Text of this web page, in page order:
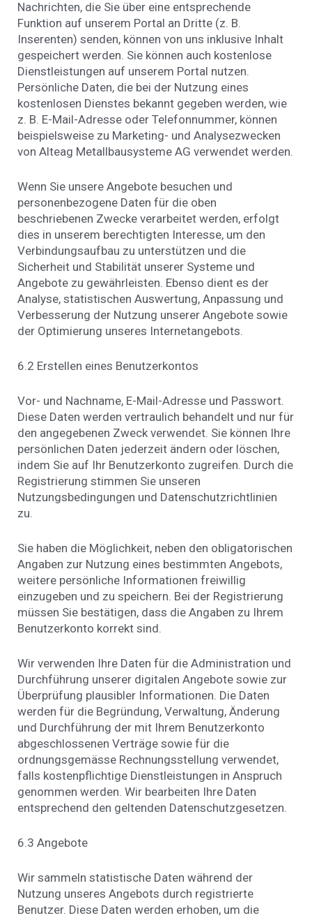
Nachrichten, die Sie über eine entsprechende
Funktion auf unserem Portal an Dritte (z. B.
Inserenten) senden, können von uns inklusive Inhalt
gespeichert werden. Sie können auch kostenlose
Dienstleistungen auf unserem Portal nutzen.
Persönliche Daten, die bei der Nutzung eines
kostenlosen Dienstes bekannt gegeben werden, wie
z. B. E-Mail-Adresse oder Telefonnummer, können
beispielsweise zu Marketing- und Analysezwecken
von Alteag Metallbausysteme AG verwendet werden.
Wenn Sie unsere Angebote besuchen und
personenbezogene Daten für die oben
beschriebenen Zwecke verarbeitet werden, erfolgt
dies in unserem berechtigten Interesse, um den
Verbindungsaufbau zu unterstützen und die
Sicherheit und Stabilität unserer Systeme und
Angebote zu gewährleisten. Ebenso dient es der
Analyse, statistischen Auswertung, Anpassung und
Verbesserung der Nutzung unserer Angebote sowie
der Optimierung unseres Internetangebots.
6.2 Erstellen eines Benutzerkontos
Vor- und Nachname, E-Mail-Adresse und Passwort.
Diese Daten werden vertraulich behandelt und nur für
den angegebenen Zweck verwendet. Sie können Ihre
persönlichen Daten jederzeit ändern oder löschen,
indem Sie auf Ihr Benutzerkonto zugreifen. Durch die
Registrierung stimmen Sie unseren
Nutzungsbedingungen und Datenschutzrichtlinien
zu.
Sie haben die Möglichkeit, neben den obligatorischen
Angaben zur Nutzung eines bestimmten Angebots,
weitere persönliche Informationen freiwillig
einzugeben und zu speichern. Bei der Registrierung
müssen Sie bestätigen, dass die Angaben zu Ihrem
Benutzerkonto korrekt sind.
Wir verwenden Ihre Daten für die Administration und
Durchführung unserer digitalen Angebote sowie zur
Überprüfung plausibler Informationen. Die Daten
werden für die Begründung, Verwaltung, Änderung
und Durchführung der mit Ihrem Benutzerkonto
abgeschlossenen Verträge sowie für die
ordnungsgemässe Rechnungsstellung verwendet,
falls kostenpflichtige Dienstleistungen in Anspruch
genommen werden. Wir bearbeiten Ihre Daten
entsprechend den geltenden Datenschutzgesetzen.
6.3 Angebote
Wir sammeln statistische Daten während der
Nutzung unseres Angebots durch registrierte
Benutzer. Diese Daten werden erhoben, um die